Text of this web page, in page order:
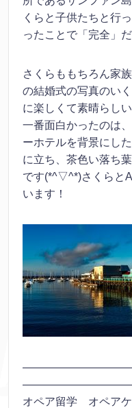
くらと子供たちと行
ったことで「完全」
さくらももちろん家
の結婚式の写真のい
に楽しくて素晴らし
一番面白かったのは
ーホテルを背景にし
に立ち、茶色い落ち
です(*^▽^*)さくらと
います！
オペア留学 オペア